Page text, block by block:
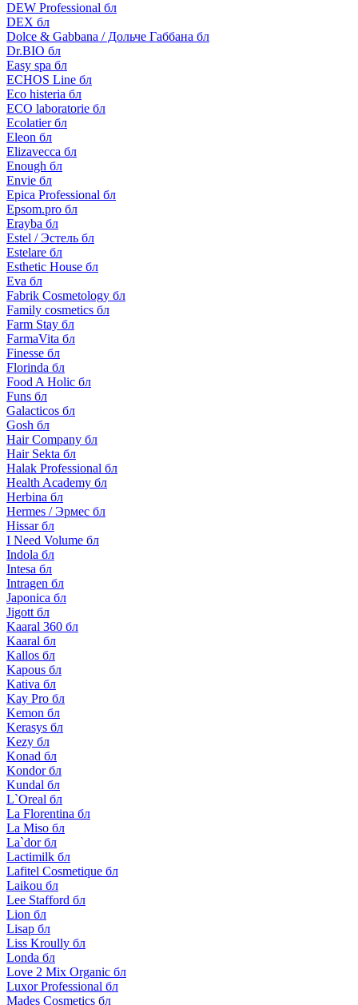
DEW Professional бл
DEX бл
Dolce & Gabbana / Дольче Габбана бл
Dr.BIO бл
Easy spa бл
ECHOS Line бл
Eco histeria бл
ECO laboratorie бл
Ecolatier бл
Eleon бл
Elizavecca бл
Enough бл
Envie бл
Epica Professional бл
Epsom.pro бл
Erayba бл
Estel / Эстель бл
Estelare бл
Esthetic House бл
Eva бл
Fabrik Cosmetology бл
Family cosmetics бл
Farm Stay бл
FarmaVita бл
Finesse бл
Florinda бл
Food A Holic бл
Funs бл
Galacticos бл
Gosh бл
Hair Company бл
Hair Sekta бл
Halak Professional бл
Health Academy бл
Herbina бл
Hermes / Эрмес бл
Hissar бл
I Need Volume бл
Indola бл
Intesa бл
Intragen бл
Japonica бл
Jigott бл
Kaaral 360 бл
Kaaral бл
Kallos бл
Kapous бл
Kativa бл
Kay Pro бл
Kemon бл
Kerasys бл
Kezy бл
Konad бл
Kondor бл
Kundal бл
L`Oreal бл
La Florentina бл
La Miso бл
La`dor бл
Lactimilk бл
Lafitel Cosmetique бл
Laikou бл
Lee Stafford бл
Lion бл
Lisap бл
Liss Kroully бл
Londa бл
Love 2 Mix Organic бл
Luxor Professional бл
Mades Cosmetics бл